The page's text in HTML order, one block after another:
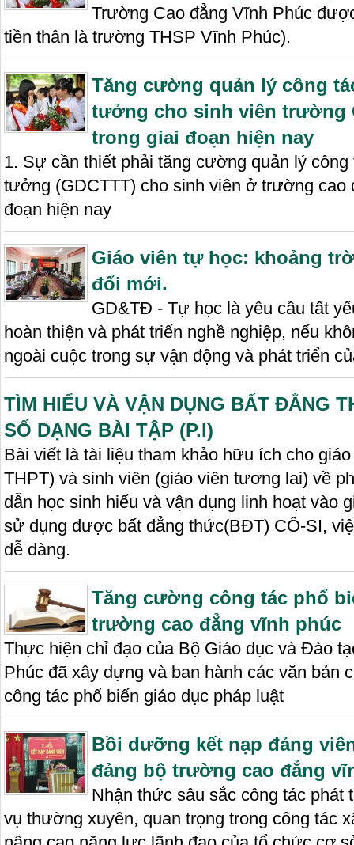
Trường Cao đẳng Vĩnh Phúc
tiền thân là trường THSP Vĩnh Phúc).
Tăng cường quản lý công
tưởng cho sinh viên trường
trong giai đoạn hiện nay
1. Sự cần thiết phải tăng cường quản lý
tưởng (GDCTTT) cho sinh viên ở trường cao
đoạn hiện nay
Giáo viên tự học: khoảng
đổi mới.
GD&TĐ - Tự học là yêu cầu tất
hoàn thiện và phát triển nghề nghiệp, nếu
ngoài cuộc trong sự vận động và phát triển
TÌM HIỂU VÀ VẬN DỤNG BẤT ĐẲNG
SỐ DẠNG BÀI TẬP (P.I)
Bài viết là tài liệu tham khảo hữu ích cho
THPT) và sinh viên (giáo viên tương lai) về
dẫn học sinh hiểu và vận dụng linh hoạt vào
sử dụng được bất đẳng thức(BĐT) CÔ-SI,
dễ dàng.
Tăng cường công tác phổ
trường cao đẳng vĩnh phúc
Thực hiện chỉ đạo của Bộ Giáo dục và Đào
Phúc đã xây dựng và ban hành các văn bản
công tác phổ biến giáo dục pháp luật
Bồi dưỡng kết nạp đảng
đảng bộ trường cao đẳng
Nhận thức sâu sắc công tác phát
vụ thường xuyên, quan trọng trong công tác